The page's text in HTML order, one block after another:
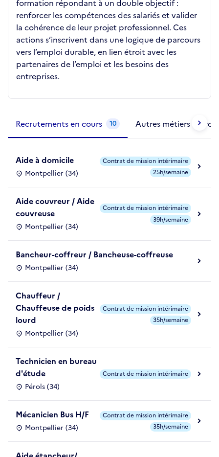
formation répondant à un double objectif :
renforcer les compétences des salariés et valider
la cohérence de leur projet professionnel. Ces
actions s’inscrivent dans une logique de parcours
vers l’emploi durable, en lien étroit avec les
partenaires de l’emploi et les besoins des
entreprises.
Recrutements en cours 10 Autres métiers
Aide à domicile
Montpellier (34)
Contrat de mission intérimaire
25h/semaine
Aide couvreur / Aide
couvreuse
Montpellier (34)
Contrat de mission intérimaire
39h/semaine
Bancheur-coffreur / Bancheuse-coffreuse
Montpellier (34)
Chauffeur /
Chauffeuse de poids
lourd
Montpellier (34)
Contrat de mission intérimaire
35h/semaine
Technicien en bureau
d'étude
Pérols (34)
Contrat de mission intérimaire
Mécanicien Bus H/F
Montpellier (34)
Contrat de mission intérimaire
35h/semaine